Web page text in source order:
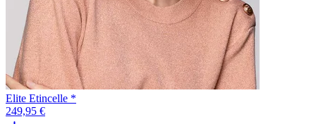
Elite Etincelle *
249,95 €